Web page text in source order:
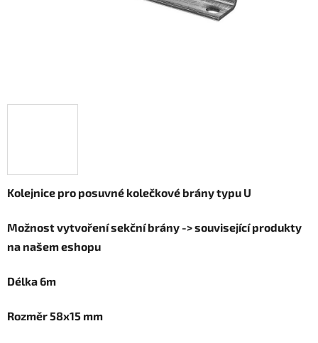
Kolejnice pro posuvné kolečkové brány typu U
Možnost vytvoření sekční brány -> související produkty
na našem eshopu
Délka 6m
Rozměr 58x15 mm